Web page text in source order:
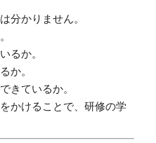
分かりません。
るか。
か。
きているか。
かけることで、研修の学